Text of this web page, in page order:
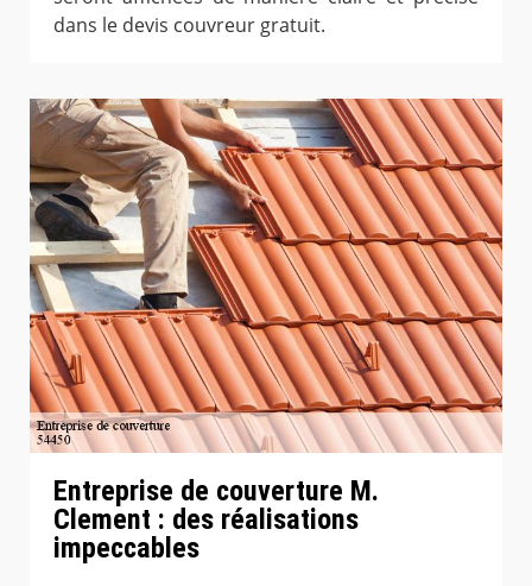
dans le devis couvreur gratuit.
Entreprise de couverture M.
Clement : des réalisations
impeccables